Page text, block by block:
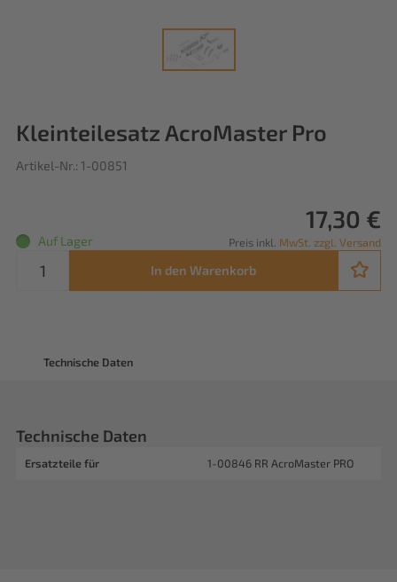
Kleinteilesatz AcroMaster Pro
Artikel-Nr.: 1-00851
17,30 €
Preis inkl. MwSt. zzgl. Versand
Auf Lager
In den Warenkorb
Technische Daten
Technische Daten
Ersatzteile für 1-00846 RR AcroMaster PRO